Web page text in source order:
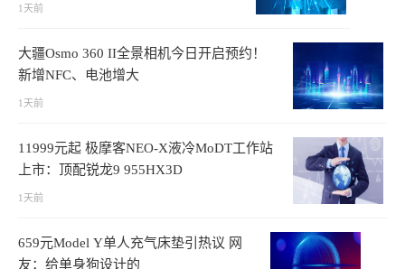
1天前
大疆Osmo 360 II全景相机今日开启预约！
新增NFC、电池增大
1天前
11999元起 极摩客NEO-X液冷MoDT工作站
上市：顶配锐龙9 955HX3D
1天前
659元Model Y单人充气床垫引热议 网
友：给单身狗设计的